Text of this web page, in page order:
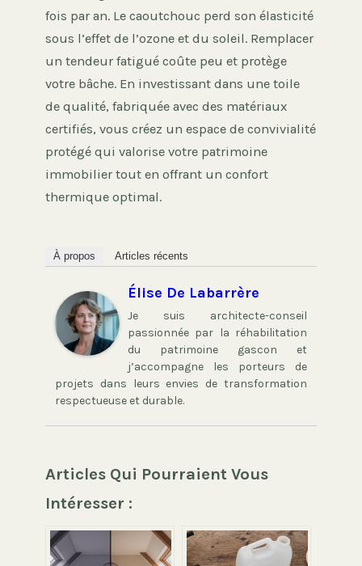
fois par an. Le caoutchouc perd son élasticité
sous l’effet de l’ozone et du soleil. Remplacer
un tendeur fatigué coûte peu et protège
votre bâche. En investissant dans une toile
de qualité, fabriquée avec des matériaux
certifiés, vous créez un espace de convivialité
protégé qui valorise votre patrimoine
immobilier tout en offrant un confort
thermique optimal.
À propos Articles récents
Élise De Labarrère
Je suis architecte-conseil
passionnée par la réhabilitation
du patrimoine gascon et
j’accompagne les porteurs de
projets dans leurs envies de transformation
respectueuse et durable.
Articles Qui Pourraient Vous
Intéresser :